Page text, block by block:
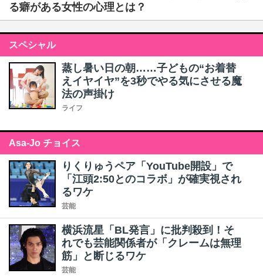
る癖がある女性の心理とは？
スペシャル
蒸し暑い日の朝……子どもの“お着替
えイヤイヤ”を3秒でやる気にさせる魔
法の声掛け
ライフ
Asa-Jo チョイス
りくりゅうペア「YouTube開設」で
「江頭2:50とのコラボ」が確実視され
るワケ
芸能
横浜流星「BL発言」に批判殺到！そ
れでも芸能関係者が「クレームは無理
筋」と断じるワケ
芸能